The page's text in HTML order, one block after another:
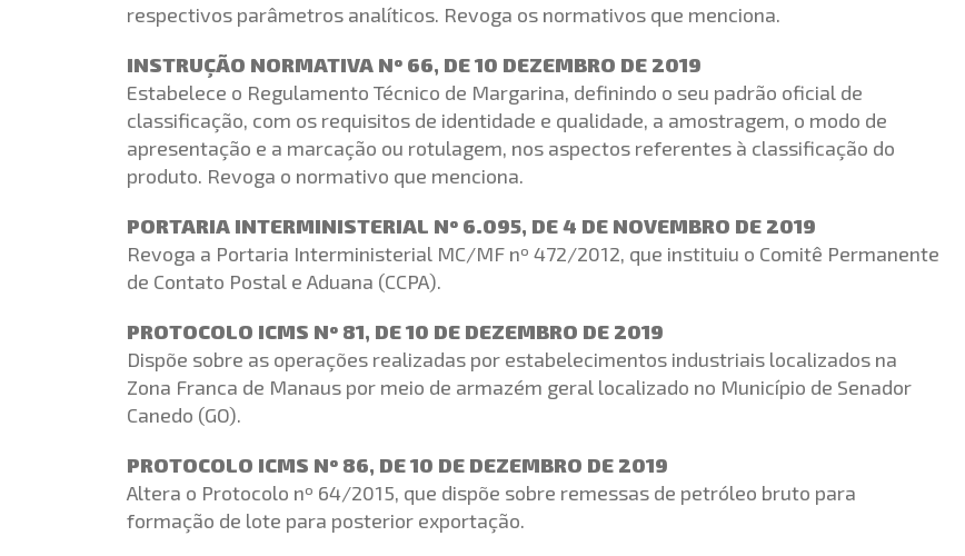
respectivos parâmetros analíticos. Revoga os normativos que menciona.
INSTRUÇÃO NORMATIVA Nº 66, DE 10 DEZEMBRO DE 2019
Estabelece o Regulamento Técnico de Margarina, definindo o seu padrão oficial de
classificação, com os requisitos de identidade e qualidade, a amostragem, o modo de
apresentação e a marcação ou rotulagem, nos aspectos referentes à classificação do
produto. Revoga o normativo que menciona.
PORTARIA INTERMINISTERIAL Nº 6.095, DE 4 DE NOVEMBRO DE 2019
Revoga a Portaria Interministerial MC/MF nº 472/2012, que instituiu o Comitê Permanente
de Contato Postal e Aduana (CCPA).
PROTOCOLO ICMS Nº 81, DE 10 DE DEZEMBRO DE 2019
Dispõe sobre as operações realizadas por estabelecimentos industriais localizados na
Zona Franca de Manaus por meio de armazém geral localizado no Município de Senador
Canedo (GO).
PROTOCOLO ICMS Nº 86, DE 10 DE DEZEMBRO DE 2019
Altera o Protocolo nº 64/2015, que dispõe sobre remessas de petróleo bruto para
formação de lote para posterior exportação.